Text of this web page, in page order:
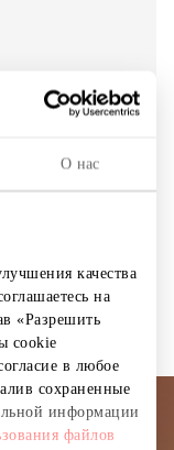
О нас
качества
на
«Разрешить
cookie
в любое
сохраненные
информации
файлов